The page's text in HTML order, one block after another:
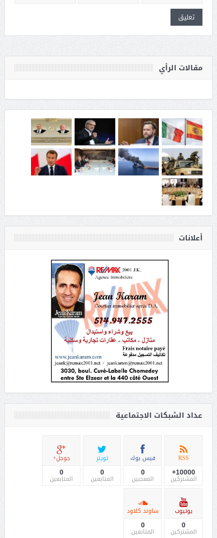
مقالات الرأي
أعلانات
عداد الشبكات الاجتماعية
RSS
10000+
المشتركين
فيس بوك
0
المعجبين
تويتر
0
المتابعين
جوجل+
0
المتابعين
يوتيوب
0
المشتركين
ساوند كلاود
0
المتابعين